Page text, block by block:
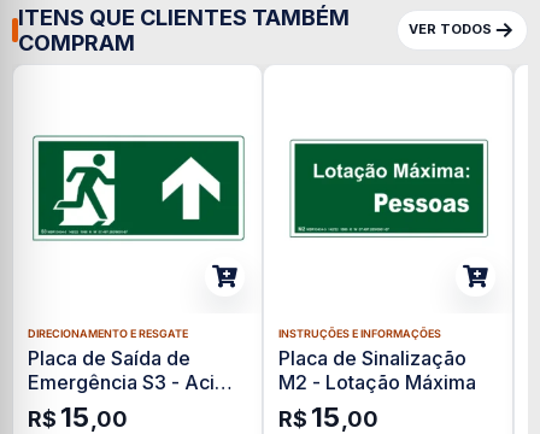
ITENS QUE CLIENTES TAMBÉM
COMPRAM
VER TODOS
DIRECIONAMENTO E RESGATE
Placa de Saída de
Emergência S3 - Acima
Fotoluminescente
R$ 15 ,00
INSTRUÇÕES E INFORMAÇÕES
Placa de Sinalização
M2 - Lotação Máxima
R$ 15 ,00